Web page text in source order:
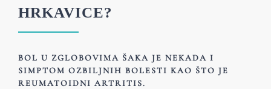
HRKAVICE?
BOL U ZGLOBOVIMA ŠAKA JE NEKADA I
SIMPTOM OZBILJNIH BOLESTI KAO ŠTO JE
REUMATOIDNI ARTRITIS.